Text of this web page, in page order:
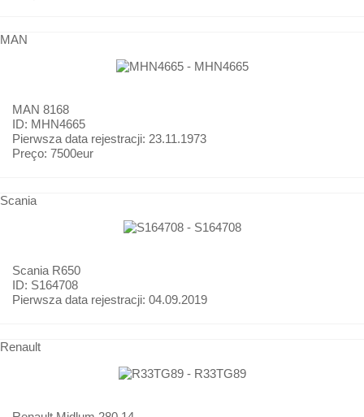
MAN
MAN 8168
ID: MHN4665
Pierwsza data rejestracji: 23.11.1973
Preço: 7500eur
Scania
Scania R650
ID: S164708
Pierwsza data rejestracji: 04.09.2019
Renault